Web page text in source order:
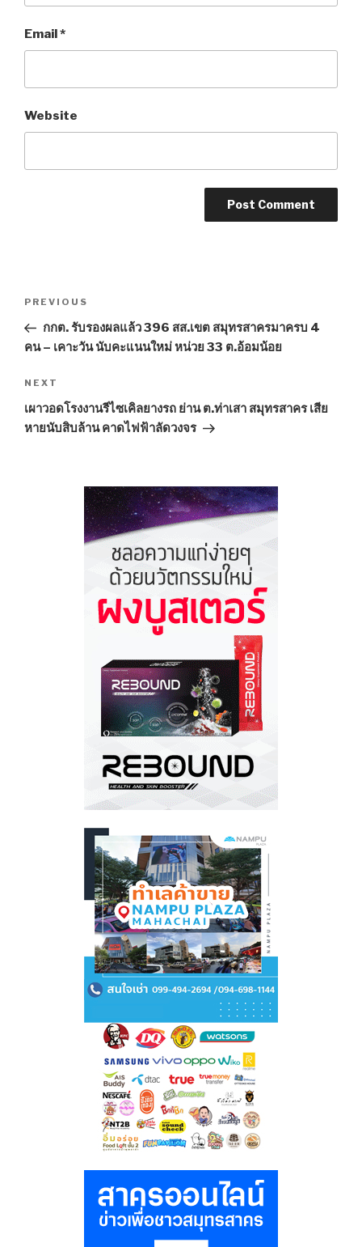
Email *
Website
Post
navigation
Previous
Post
PREVIOUS
กกต. รับรองผลแล้ว 396 สส.เขต สมุทรสาครมาครบ 4
คน – เคาะวัน นับคะแนนใหม่ หน่วย 33 ต.อ้อมน้อย
Next
Post
NEXT
เผาวอดโรงงานรีไซเคิลยางรถ ย่าน ต.ท่าเสา สมุทรสาคร เสีย
หายนับสิบล้าน คาดไฟฟ้าลัดวงจร